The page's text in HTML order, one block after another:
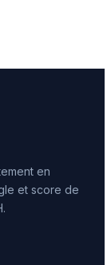
en
et score de